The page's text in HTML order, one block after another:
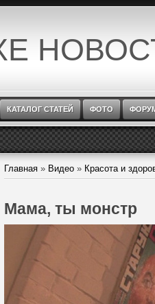
КАТАЛОГ СТАТЕЙ ФОТО
Главная » Видео » Красота и
Мама, ты монстр